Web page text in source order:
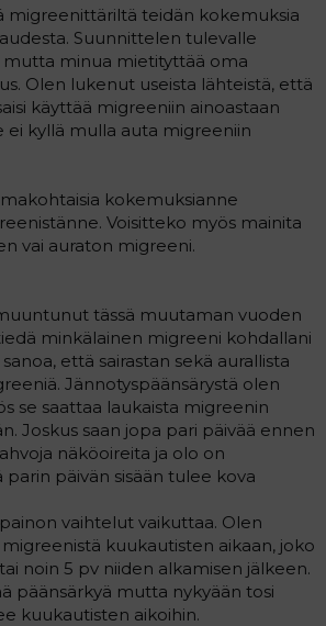
migreenittäriltä teidän kokemuksia
Suunnittelen tulevalle
mutta minua mietityttää oma
Olen lukenut useista lähteistä, että
käyttää migreeniin ainoastaan
ei kyllä mulla auta migreeniin
kokemuksianne
Voisitteko myös mainita
vai auraton migreeni.
tässä muutaman vuoden
minkälainen migreeni kohdallani
sanoa, että sairastan sekä aurallista
Jännotyspäänsärystä olen
se saattaa laukaista migreenin
Joskus saan jopa pari päivää ennen
näköoireita ja olo on
päivän sisään tulee kova
vaihtelut vaikuttaa. Olen
kuukautisten aikaan, joko
noin 5 pv niiden alkamisen jälkeen.
päänsärkyä mutta nykyään tosi
kuukautisten aikoihin.